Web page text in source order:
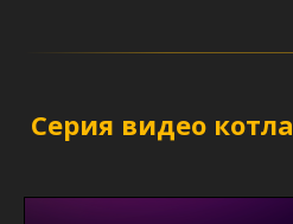
Серия видео